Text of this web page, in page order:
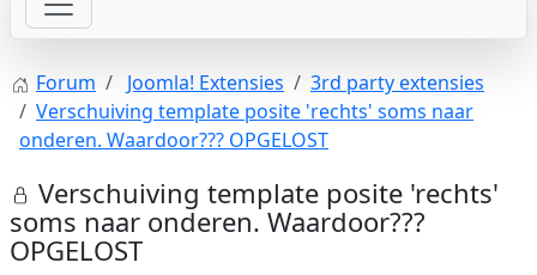
Forum Joomla! Extensies
3rd party extensies
Verschuiving template posite 'rechts' soms naar
onderen. Waardoor??? OPGELOST
Verschuiving template posite 'rechts'
soms naar onderen. Waardoor???
OPGELOST